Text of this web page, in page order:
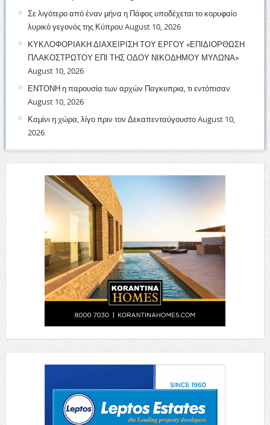
Σε λιγότερο από έναν μήνα η Πάφος υποδέχεται το κορυφαίο
λυρικό γεγονός της ΚύπρουAugust 10, 2026
ΚΥΚΛΟΦΟΡΙΑΚΗ ΔΙΑΧΕΙΡΙΣΗ ΤΟΥ ΕΡΓΟΥ «ΕΠΙΔΙΟΡΘΩΣΗ
ΠΛΑΚΟΣΤΡΩΤΟΥ ΕΠΙ ΤΗΣ ΟΔΟΥ ΝΙΚΟΔΗΜΟΥ ΜΥΛΩΝΑ»
August 10, 2026
ΕΝΤΟΝΗ η παρουσία των αρχών Παγκυπρια, τι εντόπισαν
August 10, 2026
Καμίνι η χώρα, λίγο πριν τον ΔεκαπενταύγουστοAugust 10,
2026